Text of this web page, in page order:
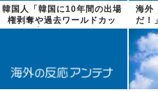
韓国人「韓国に10年間の出場
権剥奪や過去ワールドカッ
プ、オリンピ...
海外
だ！